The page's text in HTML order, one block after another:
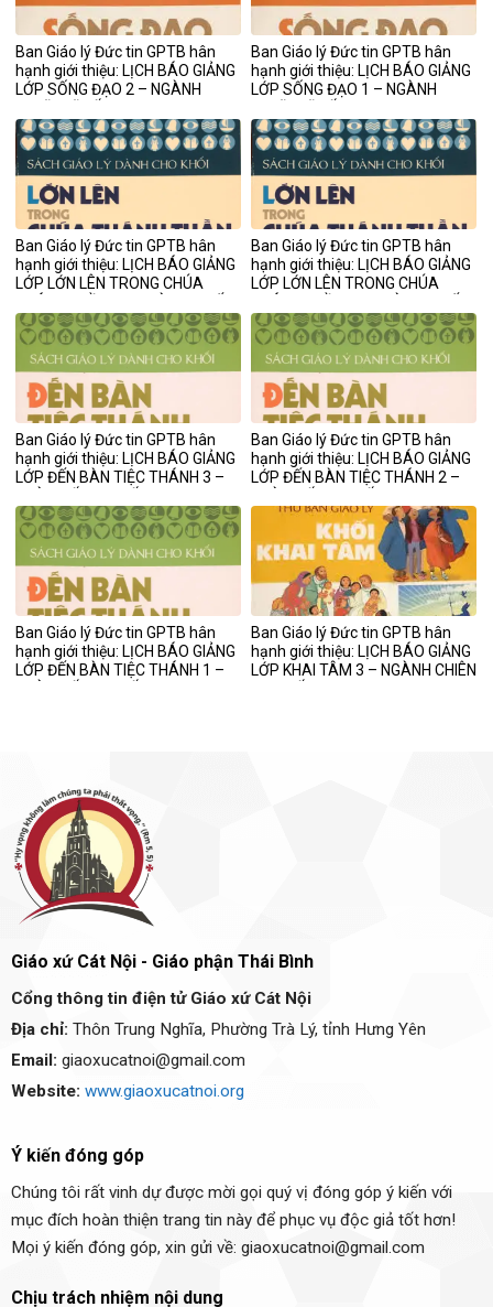
Ban Giáo lý Đức tin GPTB hân
hạnh giới thiệu: LỊCH BÁO GIẢNG
LỚP SỐNG ĐẠO 2 – NGÀNH
Ban Giáo lý Đức tin GPTB hân
hạnh giới thiệu: LỊCH BÁO GIẢNG
LỚP SỐNG ĐẠO 1 – NGÀNH
Ban Giáo lý Đức tin GPTB hân
hạnh giới thiệu: LỊCH BÁO GIẢNG
LỚP LỚN LÊN TRONG CHÚA
NHI CẤP II
Ban Giáo lý Đức tin GPTB hân
hạnh giới thiệu: LỊCH BÁO GIẢNG
LỚP LỚN LÊN TRONG CHÚA
NHI CẤP I
Ban Giáo lý Đức tin GPTB hân
hạnh giới thiệu: LỊCH BÁO GIẢNG
LỚP ĐẾN BÀN TIỆC THÁNH 3 –
Ban Giáo lý Đức tin GPTB hân
hạnh giới thiệu: LỊCH BÁO GIẢNG
LỚP ĐẾN BÀN TIỆC THÁNH 2 –
Ban Giáo lý Đức tin GPTB hân
hạnh giới thiệu: LỊCH BÁO GIẢNG
LỚP ĐẾN BÀN TIỆC THÁNH 1 –
Ban Giáo lý Đức tin GPTB hân
hạnh giới thiệu: LỊCH BÁO GIẢNG
LỚP KHAI TÂM 3 – NGÀNH CHIÊN
Giáo xứ Cát Nội - Giáo phận Thái Bình
Cổng thông tin điện tử Giáo xứ Cát Nội
Địa chỉ: Thôn Trung Nghĩa, Phường Trà Lý, tỉnh Hưng Yên
Email: giaoxucatnoi@gmail.com
Website: www.giaoxucatnoi.org
Ý kiến đóng góp
Chúng tôi rất vinh dự được mời gọi quý vị đóng góp ý kiến với
mục đích hoàn thiện trang tin này để phục vụ độc giả tốt hơn!
Mọi ý kiến đóng góp, xin gửi về: giaoxucatnoi@gmail.com
Chịu trách nhiệm nội dung